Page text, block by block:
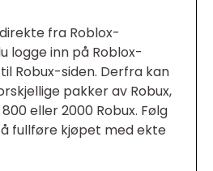
fra Roblox-
logge inn på Roblox-
Robux-siden. Derfra kan
pakker av Robux,
eller 2000 Robux. Følg
fullføre kjøpet med ekte